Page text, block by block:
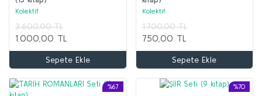
Kolektif
3.600,00 TL
1.000,00 TL
Sepete Ekle
Kolektif
1.700,00 TL
750,00 TL
Sepete Ekle
%67 %70